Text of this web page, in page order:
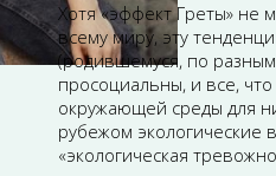
Хотя «эффект Греты» не
всему миру, эту
(родившемуся, по
просоциальны, и все,
окружающей среды для
рубежом
«экологическая